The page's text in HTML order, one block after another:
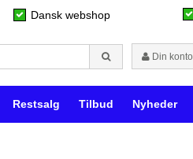
Dansk webshop
Din konto
Restsalg Tilbud Nyheder